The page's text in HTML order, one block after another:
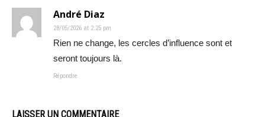
André Diaz
28/05/2026 at 2:25 pm
Rien ne change, les cercles d’influence sont et
seront toujours là.
Répondre
LAISSER UN COMMENTAIRE